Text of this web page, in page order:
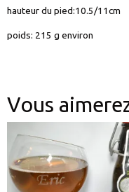
hauteur du pied:10.5/11cm
poids: 215 g environ
Vous